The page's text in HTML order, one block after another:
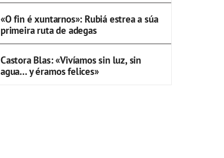
«O fin é xuntarnos»: Rubiá estrea a súa
primeira ruta de adegas
Castora Blas: «Vivíamos sin luz, sin
agua… y éramos felices»